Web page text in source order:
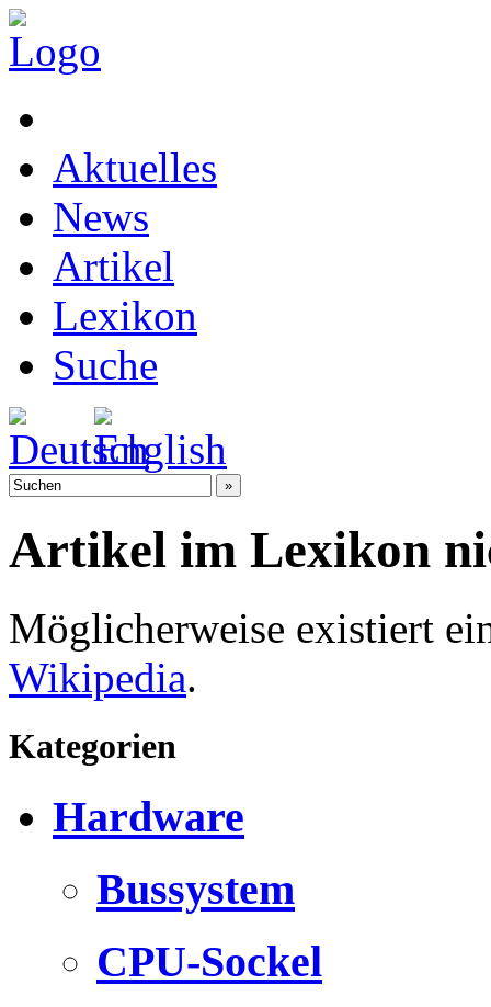
Aktuelles
News
Artikel
Lexikon
Suche
Artikel im Lexikon
Möglicherweise existiert
Wikipedia.
Kategorien
Hardware
Bussystem
CPU-Sockel